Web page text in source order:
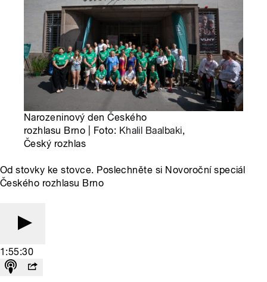
Narozeninový den Českého
rozhlasu Brno | Foto: Khalil Baalbaki,
Český rozhlas
Od stovky ke stovce. Poslechněte si Novoroční speciál
Českého rozhlasu Brno
1:55:30